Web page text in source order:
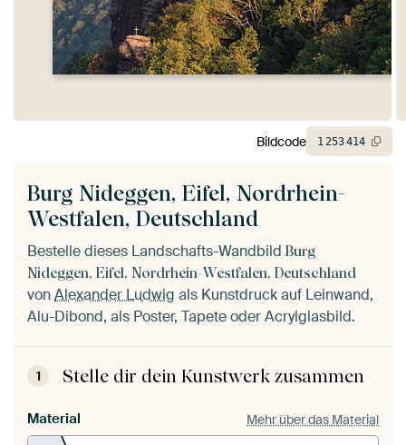
Burg Nideggen, Eifel, Nordrhein-
Westfalen, Deutschland
Bestelle dieses Landschafts-Wandbild Burg
Nideggen, Eifel, Nordrhein-Westfalen, Deutschland
vonAlexander Ludwig als Kunstdruck auf Leinwand,
Alu-Dibond, als Poster, Tapete oder Acrylglasbild.
1 Stelle dir dein Kunstwerk zusammen
Material Mehr über das Material
Bildcode 1253414